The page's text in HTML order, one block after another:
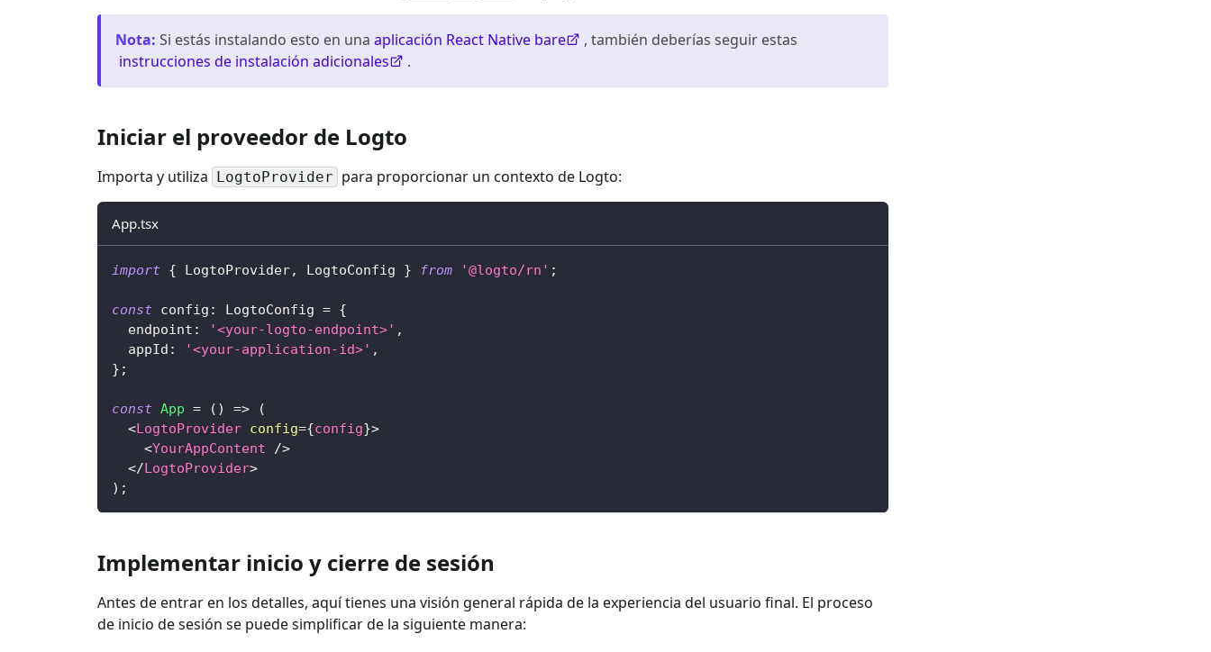
Nota: Si estás instalando esto en una aplicación React Native bare
, también deberías seguir estas
instrucciones de instalación adicionales
.
Iniciar el proveedor de Logto
Importa y utiliza LogtoProvider para proporcionar un contexto de Logto:
App.tsx
import { LogtoProvider, LogtoConfig } from '@logto/rn' ;
const config : LogtoConfig = {
  endpoint
: '<your-logto-endpoint>' ,
  appId
: '<your-application-id>' ,
} ;
const App = ( ) =>
(
<LogtoProvider config={config}>
<YourAppContent
/>
</LogtoProvider>
) ;
Implementar inicio y cierre de sesión
Antes de entrar en los detalles, aquí tienes una visión general rápida de la experiencia del usuario final. El proceso
de inicio de sesión se puede simplificar de la siguiente manera: